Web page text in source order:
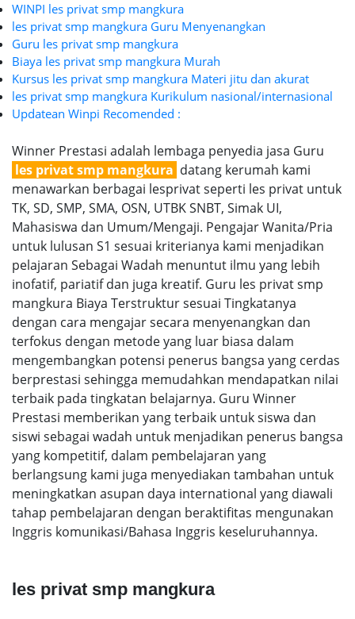
WINPI les privat smp mangkura
les privat smp mangkura Guru Menyenangkan
Guru les privat smp mangkura
Biaya les privat smp mangkura Murah
Kursus les privat smp mangkura Materi jitu dan akurat
les privat smp mangkura Kurikulum nasional/internasional
Updatean Winpi Recomended :
Winner Prestasi adalah lembaga penyedia jasa Guru
les privat smp mangkura datang kerumah kami
menawarkan berbagai lesprivat seperti les privat untuk
TK, SD, SMP, SMA, OSN, UTBK SNBT, Simak UI,
Mahasiswa dan Umum/Mengaji. Pengajar Wanita/Pria
untuk lulusan S1 sesuai kriterianya kami menjadikan
pelajaran Sebagai Wadah menuntut ilmu yang lebih
inofatif, pariatif dan juga kreatif. Guru les privat smp
mangkura Biaya Terstruktur sesuai Tingkatanya
dengan cara mengajar secara menyenangkan dan
terfokus dengan metode yang luar biasa dalam
mengembangkan potensi penerus bangsa yang cerdas
berprestasi sehingga memudahkan mendapatkan nilai
terbaik pada tingkatan belajarnya. Guru Winner
Prestasi memberikan yang terbaik untuk siswa dan
siswi sebagai wadah untuk menjadikan penerus bangsa
yang kompetitif, dalam pembelajaran yang
berlangsung kami juga menyediakan tambahan untuk
meningkatkan asupan daya international yang diawali
tahap pembelajaran dengan beraktifitas mengunakan
Inggris komunikasi/Bahasa Inggris keseluruhannya.
les privat smp mangkura